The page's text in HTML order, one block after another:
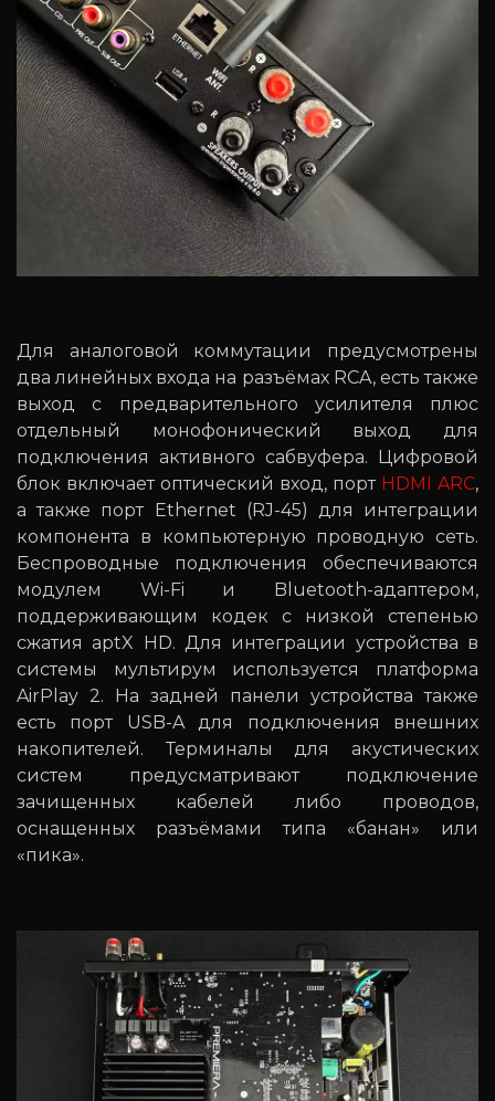
Для аналоговой коммутации предусмотрены
два линейных входа на разъёмах RCA, есть также
выход с предварительного усилителя плюс
отдельный монофонический выход для
подключения активного сабвуфера. Цифровой
блок включает оптический вход, порт HDMI ARC,
а также порт Ethernet (RJ-45) для интеграции
компонента в компьютерную проводную сеть.
Беспроводные подключения обеспечиваются
модулем Wi-Fi и Bluetooth-адаптером,
поддерживающим кодек с низкой степенью
сжатия aptX HD. Для интеграции устройства в
системы мультирум используется платформа
AirPlay 2. На задней панели устройства также
есть порт USB-A для подключения внешних
накопителей. Терминалы для акустических
систем предусматривают подключение
зачищенных кабелей либо проводов,
оснащенных разъёмами типа «банан» или
«пика».